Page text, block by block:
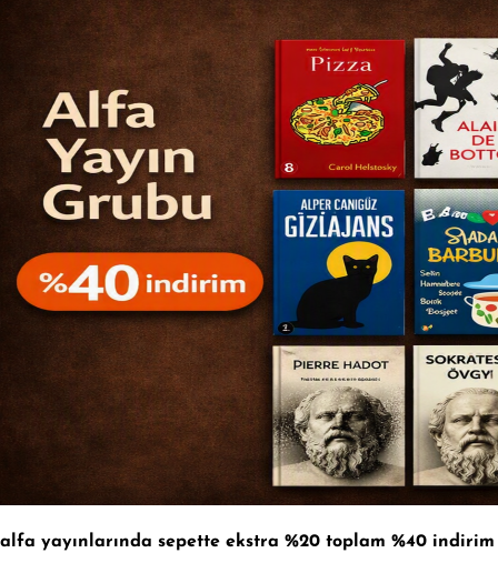
alfa yayınlarında sepette ekstra %20 toplam %40 indirim